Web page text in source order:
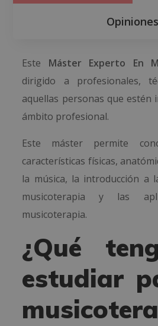
Opiniones
Este Máster Experto En
dirigido a profesionales,
aquellas personas que estén
ámbito profesional.
Este máster permite
características físicas,
la música, la introducción a
musicoterapia y las
musicoterapia.
¿Qué
estudiar